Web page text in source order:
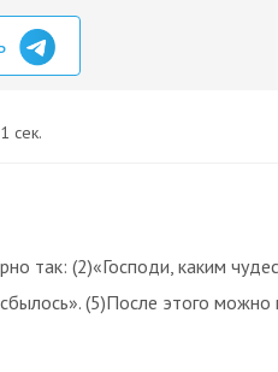
сек.
так: (2)«Господи, каким
(5)После этого можно